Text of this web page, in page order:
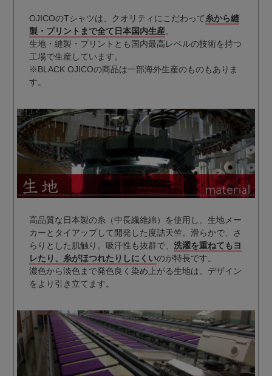
OJICOのTシャツは、クオリティにこだわって糸から縫
製・プリントまで全て日本国内生産。
生地・縫製・プリントとも国内最高レベルの技術を持つ
工場で生産しています。
※BLACK OJICOの商品は一部海外生産のものもありま
す。
高品質な日本製の糸（中長繊維綿）を使用し、生地メー
カーとタイアップして開発した度詰天竺。滑らかで、さ
らりとした肌触り。吸汗性も抜群で、 洗濯を重ねてもヨ
レたり、糸がほつれたりしにくいのが特長です。
濃色から淡色まで発色良く染め上がる生地は、デザイン
をより引き立てます。